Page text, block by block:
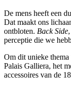
De mens heeft een
Dat maakt ons
ontbloten. Back Side
perceptie die we
Om dit unieke
Palais Galliera, het
accessoires van de